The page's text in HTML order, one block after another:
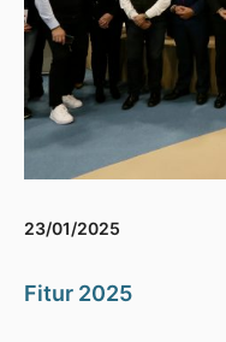
23/01/2025
Fitur 2025